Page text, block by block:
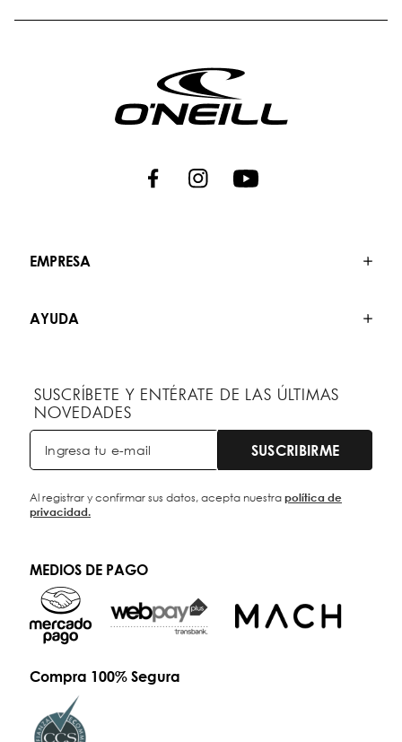
EMPRESA
AYUDA
SUSCRÍBETE Y ENTÉRATE DE LAS ÚLTIMAS
NOVEDADES
SUSCRIBIRME
Al registrar y confirmar sus datos, acepta nuestra política de
privacidad.
MEDIOS DE PAGO
Compra 100% Segura